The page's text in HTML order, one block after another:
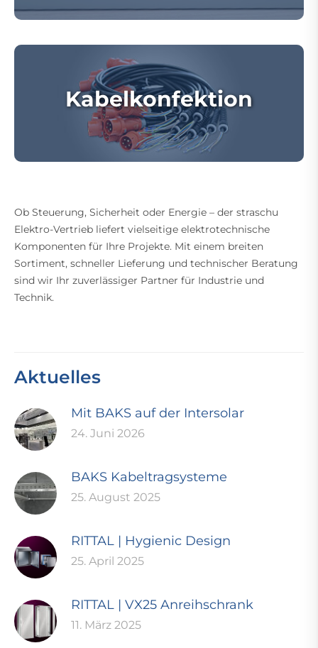
Kabelkonfektion
Ob Steuerung, Sicherheit oder Energie – der straschu
Elektro-Vertrieb liefert vielseitige elektrotechnische
Komponenten für Ihre Projekte. Mit einem breiten
Sortiment, schneller Lieferung und technischer Beratung
sind wir Ihr zuverlässiger Partner für Industrie und
Technik.
Aktuelles
Mit BAKS auf der Intersolar
24. Juni 2026
BAKS Kabeltragsysteme
25. August 2025
RITTAL | Hygienic Design
25. April 2025
RITTAL | VX25 Anreihschrank
11. März 2025